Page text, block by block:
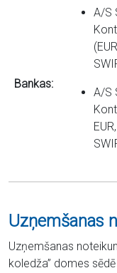
Bankas:
A/S
A/S
Uzņemšanas
Uzņemšanas
koledža” domes